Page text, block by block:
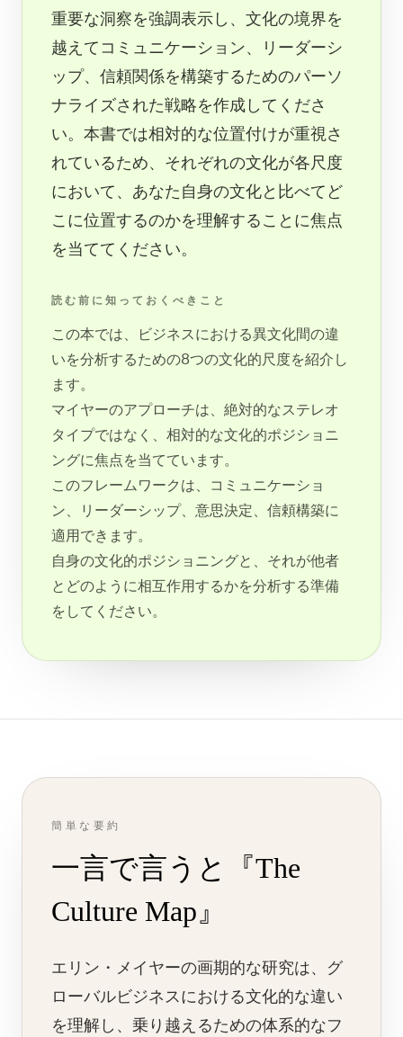
重要な洞察を強調表示し、文化の境界を
越えてコミュニケーション、リーダーシ
ップ、信頼関係を構築するためのパーソ
ナライズされた戦略を作成してくださ
い。本書では相対的な位置付けが重視さ
れているため、それぞれの文化が各尺度
において、あなた自身の文化と比べてど
こに位置するのかを理解することに焦点
を当ててください。
読む前に知っておくべきこと
この本では、ビジネスにおける異文化間の違
いを分析するための8つの文化的尺度を紹介し
ます。
マイヤーのアプローチは、絶対的なステレオ
タイプではなく、相対的な文化的ポジショニ
ングに焦点を当てています。
このフレームワークは、コミュニケーショ
ン、リーダーシップ、意思決定、信頼構築に
適用できます。
自身の文化的ポジショニングと、それが他者
とどのように相互作用するかを分析する準備
をしてください。
簡単な要約
一言で言うと『The
Culture Map』
エリン・メイヤーの画期的な研究は、グ
ローバルビジネスにおける文化的な違い
を理解し、乗り越えるための体系的なフ